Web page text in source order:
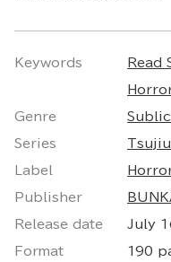
Keywords Read
Genre
Series
Label
Publisher
Release date July
Format 190